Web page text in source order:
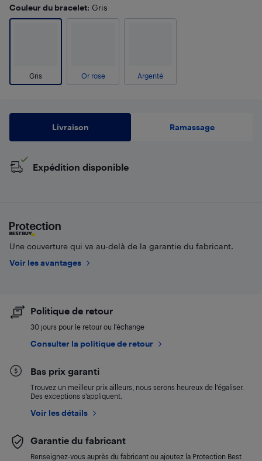
Couleur du bracelet: Gris
Gris Or rose Argenté
Livraison Ramassage
Expédition disponible
Une couverture qui va au-delà de la garantie du fabricant.
Voir les avantages
Politique de retour
30 jours pour le retour ou l’échange
Consulter la politique de retour
Bas prix garanti
Trouvez un meilleur prix ailleurs, nous serons heureux de l’égaliser.
Des exceptions s’appliquent.
Voir les détails
Garantie du fabricant
Renseignez-vous auprès du fabricant ou ajoutez la Protection Best